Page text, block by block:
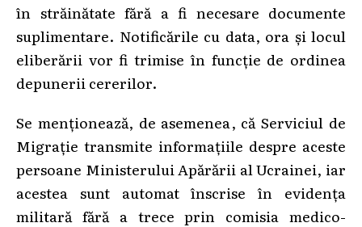
în străinătate fără a fi necesare documente
suplimentare. Notificările cu data, ora și locul
eliberării vor fi trimise în funcție de ordinea
depunerii cererilor.
Se menționează, de asemenea, că Serviciul de
Migrație transmite informațiile despre aceste
persoane Ministerului Apărării al Ucrainei, iar
acestea sunt automat înscrise în evidența
militară fără a trece prin comisia medico-